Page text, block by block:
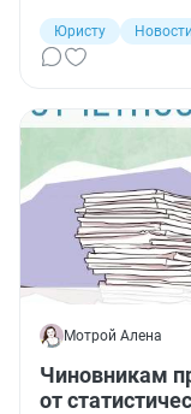
правонарушение
Юристу
Новости
Мотрой Алена
Чиновникам
от